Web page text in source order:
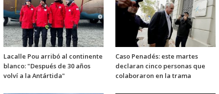
Lacalle Pou arribó al continente
blanco: "Después de 30 años
volví a la Antártida"
Caso Penadés: este martes
declaran cinco personas que
colaboraron en la trama